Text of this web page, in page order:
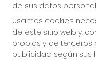
Imagen anterior
de sus datos
Usamos cookies
de este sitio web y,
propias y de terceros
publicidad según sus